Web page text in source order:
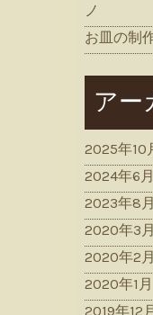
ノ
お皿の制
アー
2025年10
2024年6月
2023年8月
2020年3月
2020年2月
2020年1月
2019年12